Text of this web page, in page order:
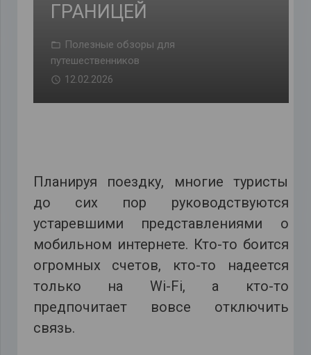
ГРАНИЦЕЙ
Полезные обзоры для
путешественников
12.02.2026
Планируя поездку, многие туристы
до сих пор руководствуются
устаревшими представлениями о
мобильном интернете. Кто-то боится
огромных счетов, кто-то надеется
только на Wi-Fi, а кто-то
предпочитает вовсе отключить
связь.